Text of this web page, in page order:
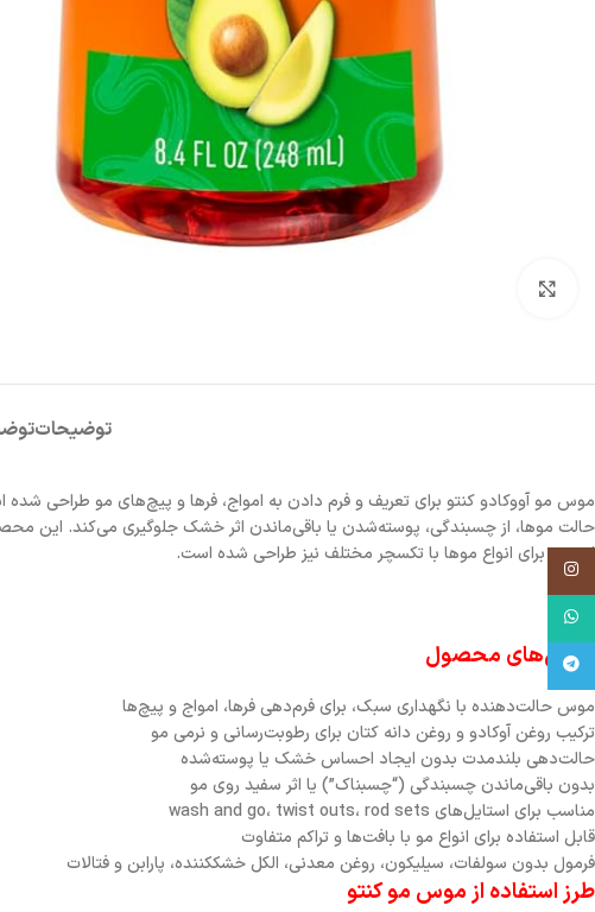
توضیحات
است و برای انواع موها با تکسچر مختلف نیز طراحی شده است.
ویژگی‌های محصول
موس حالت‌دهنده با نگهداری سبک، برای فرم‌دهی فرها، امواج و پیچ‌ها
ترکیب روغن آوکادو و روغن دانه کتان برای رطوبت‌رسانی و نرمی مو
حالت‌دهی بلندمدت بدون ایجاد احساس خشک یا پوسته‌شده
بدون باقی‌ماندن چسبندگی (“چسبناک”) یا اثر سفید روی مو
مناسب برای استایل‌های wash and go، twist outs، rod sets
قابل استفاده برای انواع مو با بافت‌ها و تراکم متفاوت
فرمول بدون سولفات، سیلیکون، روغن معدنی، الکل خشک­کننده، پارابن و فتالات
طرز استفاده از موس مو کنتو
اینستاگرم
تلگرام